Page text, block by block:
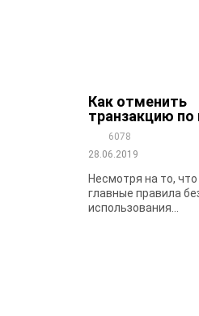
Как отменить
транзакцию по
6078
28.06.2019
Несмотря на то,
главные правила
использования...